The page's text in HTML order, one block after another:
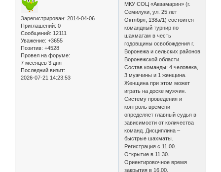
Зарегистрирован: 2014-04-06
Приглашений: 0
Сообщений: 12111
Уважение: +3655
Позитив: +4528
Провел на форуме:
7 месяцев 3 дня
Последний визит:
2026-07-21 14:23:53
МКУ СОЦ «Аквамарин» (г.
Семилуки, ул. 25 лет
Октября, 138а/1) состоится
командный турнир по
шахматам в честь
годовщины освобождения г.
Воронежа и сельских районов
Воронежской области.
Состав команды: 4 человека,
3 мужчины и 1 женщина.
Женщина при этом может
играть на доске мужчин.
Систему проведения и
контроль времени
определяет главный судья в
зависимости от количества
команд. Дисциплина –
быстрые шахматы.
Регистрация с 11.00.
Открытие в 11.30.
Ориентировочное время
закрытия в 16.00.